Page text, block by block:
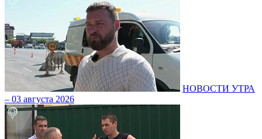
НОВОСТИ УТРА
– 03 августа 2026